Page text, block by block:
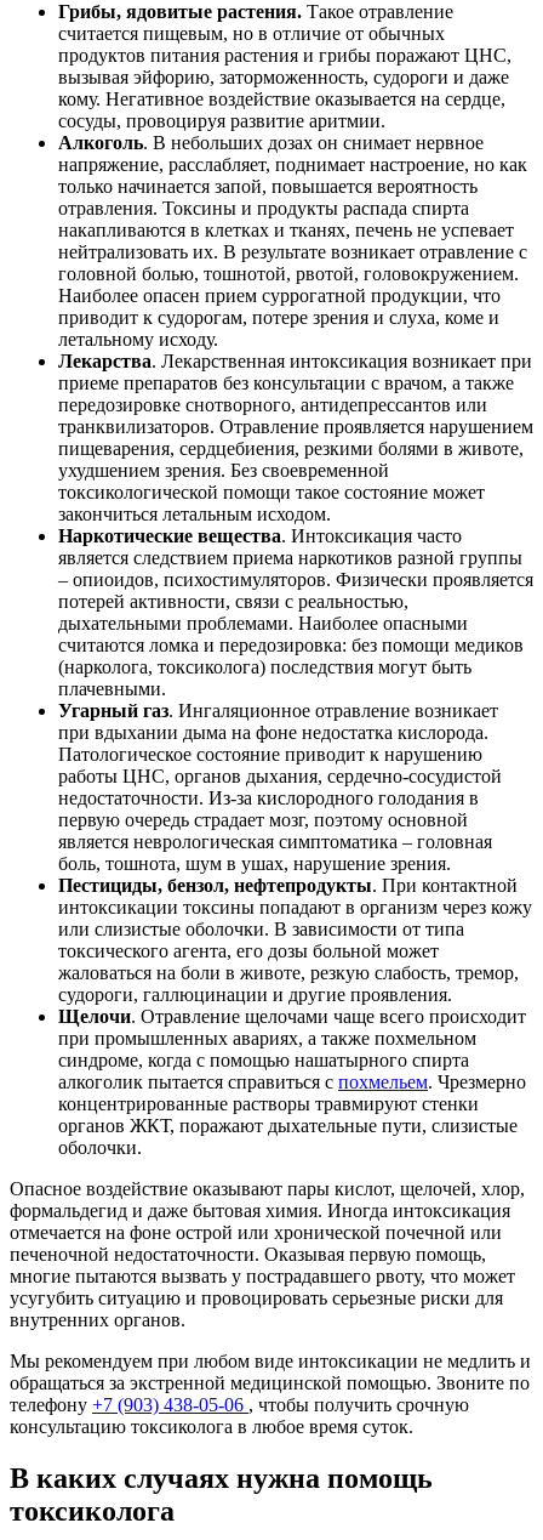
Грибы, ядовитые растения. Такое отравление
считается пищевым, но в отличие от обычных
продуктов питания растения и грибы поражают ЦНС,
вызывая эйфорию, заторможенность, судороги и даже
кому. Негативное воздействие оказывается на сердце,
сосуды, провоцируя развитие аритмии.
Алкоголь. В небольших дозах он снимает нервное
напряжение, расслабляет, поднимает настроение, но как
только начинается запой, повышается вероятность
отравления. Токсины и продукты распада спирта
накапливаются в клетках и тканях, печень не успевает
нейтрализовать их. В результате возникает отравление с
головной болью, тошнотой, рвотой, головокружением.
Наиболее опасен прием суррогатной продукции, что
приводит к судорогам, потере зрения и слуха, коме и
летальному исходу.
Лекарства. Лекарственная интоксикация возникает при
приеме препаратов без консультации с врачом, а также
передозировке снотворного, антидепрессантов или
транквилизаторов. Отравление проявляется нарушением
пищеварения, сердцебиения, резкими болями в животе,
ухудшением зрения. Без своевременной
токсикологической помощи такое состояние может
закончиться летальным исходом.
Наркотические вещества. Интоксикация часто
является следствием приема наркотиков разной группы
– опиоидов, психостимуляторов. Физически проявляется
потерей активности, связи с реальностью,
дыхательными проблемами. Наиболее опасными
считаются ломка и передозировка: без помощи медиков
(нарколога, токсиколога) последствия могут быть
плачевными.
Угарный газ. Ингаляционное отравление возникает
при вдыхании дыма на фоне недостатка кислорода.
Патологическое состояние приводит к нарушению
работы ЦНС, органов дыхания, сердечно-сосудистой
недостаточности. Из-за кислородного голодания в
первую очередь страдает мозг, поэтому основной
является неврологическая симптоматика – головная
боль, тошнота, шум в ушах, нарушение зрения.
Пестициды, бензол, нефтепродукты. При контактной
интоксикации токсины попадают в организм через кожу
или слизистые оболочки. В зависимости от типа
токсического агента, его дозы больной может
жаловаться на боли в животе, резкую слабость, тремор,
судороги, галлюцинации и другие проявления.
Щелочи. Отравление щелочами чаще всего происходит
при промышленных авариях, а также похмельном
синдроме, когда с помощью нашатырного спирта
алкоголик пытается справиться с похмельем. Чрезмерно
концентрированные растворы травмируют стенки
органов ЖКТ, поражают дыхательные пути, слизистые
оболочки.
Опасное воздействие оказывают пары кислот, щелочей, хлор,
формальдегид и даже бытовая химия. Иногда интоксикация
отмечается на фоне острой или хронической почечной или
печеночной недостаточности. Оказывая первую помощь,
многие пытаются вызвать у пострадавшего рвоту, что может
усугубить ситуацию и провоцировать серьезные риски для
внутренних органов.
Мы рекомендуем при любом виде интоксикации не медлить и
обращаться за экстренной медицинской помощью. Звоните по
телефону +7 (903) 438-05-06 , чтобы получить срочную
консультацию токсиколога в любое время суток.
В каких случаях нужна помощь
токсиколога